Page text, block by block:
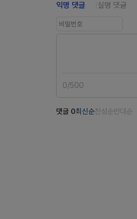
익명 댓글 실명 댓글
0/500
댓글 0최신순찬성순반대순